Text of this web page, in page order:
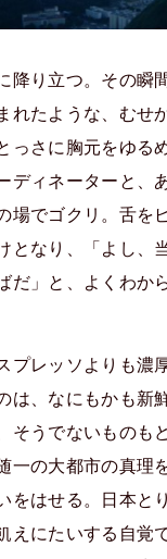
降り立つ。その瞬
れたような、むせ
っさに胸元をゆる
ディネーターと、
場でゴクリ。舌を
となり、「よし、
だ」と、よくわか
プレッソよりも濃
は、なにもかも新
そうでないものも
一の大都市の真理
をはせる。日本と
えにたいする自覚